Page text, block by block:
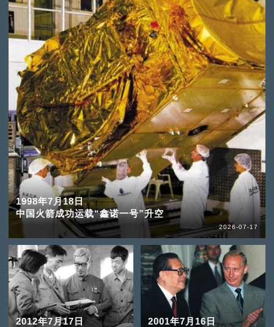
1998年7月18日
中国火箭成功运载“鑫诺一号”升空
2026-07-17
2012年7月17日
2001年7月16日